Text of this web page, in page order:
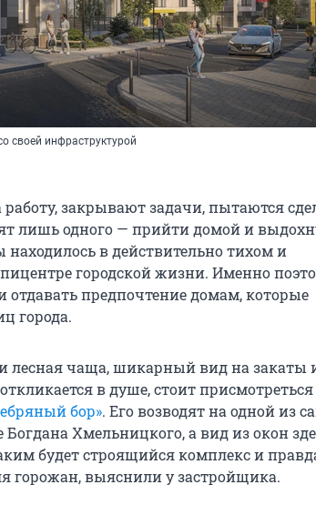
своей инфраструктурой
закрывают задачи, пытаются
лишь одного — прийти домой и
находилось в действительно тихом и
городской жизни. Именно
предпочтение домам, которые
города.
лесная чаща, шикарный вид на закаты
в душе, стоит присмотреться
бор». Его возводят на одной из
Хмельницкого, а вид из окон
будет строящийся комплекс и
горожан, выяснили у застройщика.